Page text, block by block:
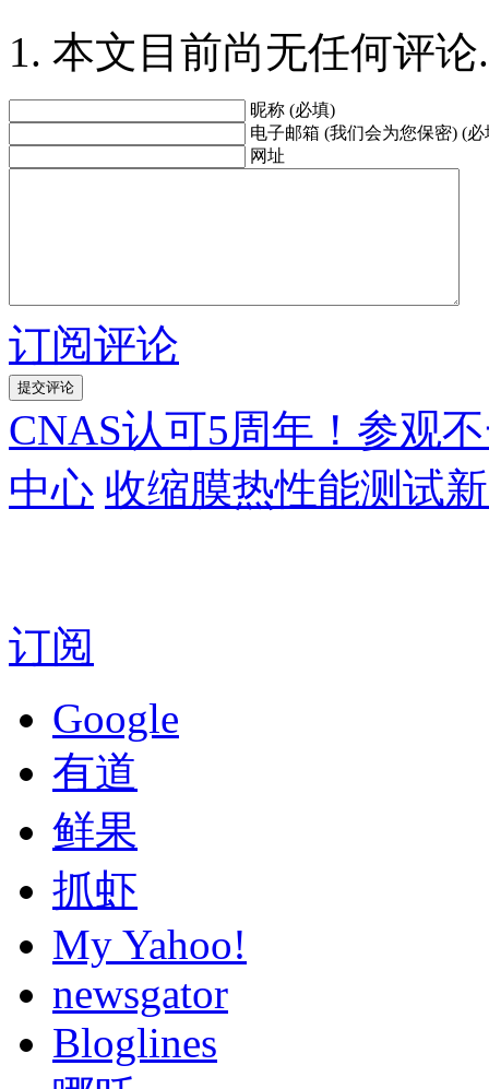
本文目前尚无任何评论.
昵称 (必填)
电子邮箱 (我们会为您保密) (必
网址
订阅评论
CNAS认可5周年！参观
中心 收缩膜热性能测试
订阅
Google
有道
鲜果
抓虾
My Yahoo!
newsgator
Bloglines